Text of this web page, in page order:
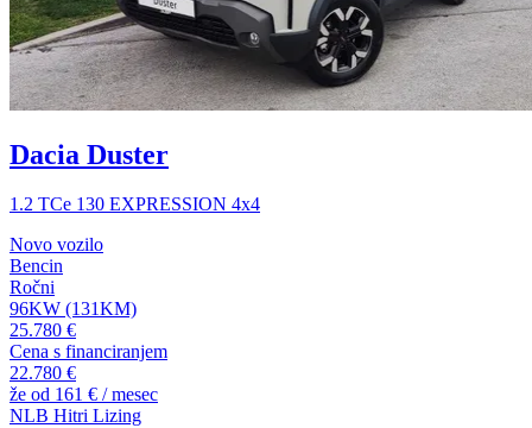
Dacia Duster
1.2 TCe 130 EXPRESSION 4x4
Novo vozilo
Bencin
Ročni
96KW (131KM)
25.780 €
Cena s financiranjem
22.780 €
že od 161 € / mesec
NLB Hitri Lizing